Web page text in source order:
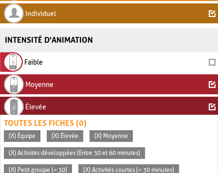
Individuel
INTENSITÉ D'ANIMATION
Faible
Moyenne
Élevée
TOUTES LES FICHES (0)
(X) Équipe (X) Élevée (X) Moyenne
(X) Activités développées (Entre 30 et 60 minutes)
(X) Petit groupe (< 30) (X) Activités courtes (< 30 minutes)